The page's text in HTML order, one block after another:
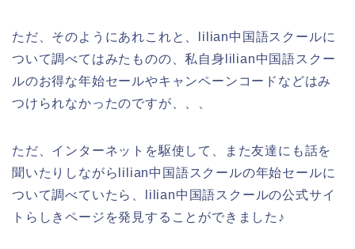
ただ、そのようにあれこれと、lilian中国語スクールに
ついて調べてはみたものの、私自身lilian中国語スクー
ルのお得な年始セールやキャンペーンコードなどはみ
つけられなかったのですが、、、
ただ、インターネットを駆使して、また友達にも話を
聞いたりしながらlilian中国語スクールの年始セールに
ついて調べていたら、lilian中国語スクールの公式サイ
トらしきページを発見することができました♪